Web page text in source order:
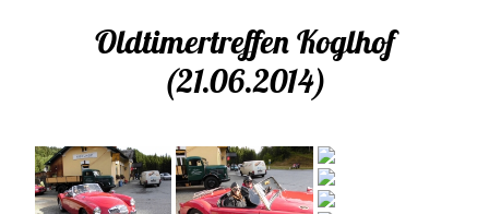
Oldtimertreffen Koglhof
(21.06.2014)